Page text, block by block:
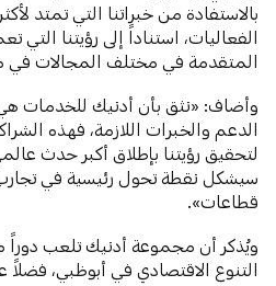
الفعاليات، استناداً إلى رؤيتنا التي
المتقدمة في مختلف المجالات في
وأضاف: «نثق بأن أدنيك للخدمات هي
الدعم والخبرات اللازمة، فهذه
لتحقيق رؤيتنا بإطلاق أكبر حدث
سيشكل نقطة تحول رئيسية في
قطاعات».
ويُذكر أن مجموعة أدنيك تلعب
التنوع الاقتصادي في أبوظبي، فضلاً